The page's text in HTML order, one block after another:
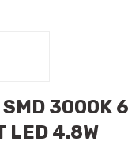
3000K
LED 4.8W